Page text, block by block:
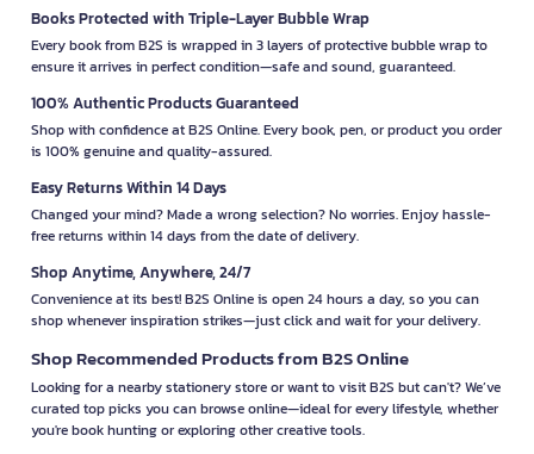
Books Protected with Triple-Layer Bubble Wrap
Every book from B2S is wrapped in 3 layers of protective bubble wrap to
ensure it arrives in perfect condition—safe and sound, guaranteed.
100% Authentic Products Guaranteed
Shop with confidence at B2S Online. Every book, pen, or product you order
is 100% genuine and quality-assured.
Easy Returns Within 14 Days
Changed your mind? Made a wrong selection? No worries. Enjoy hassle-
free returns within 14 days from the date of delivery.
Shop Anytime, Anywhere, 24/7
Convenience at its best! B2S Online is open 24 hours a day, so you can
shop whenever inspiration strikes—just click and wait for your delivery.
Shop Recommended Products from B2S Online
Looking for a nearby stationery store or want to visit B2S but can't? We’ve
curated top picks you can browse online—ideal for every lifestyle, whether
you're book hunting or exploring other creative tools.